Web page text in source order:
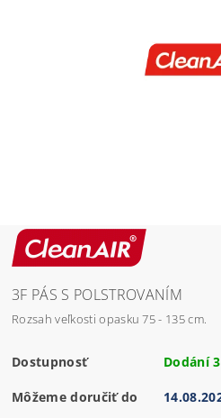
3F PÁS S POLSTROVANÍM
Rozsah veľkosti opasku 75 - 135 cm.
Dostupnosť Dodání
Môžeme doručiť do